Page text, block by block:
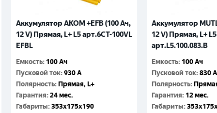
Аккумулятор AKOM +EFB (100 Ач,
12 V) Прямая, L+ L5 арт.6СТ-100VL
EFBL
Емкость: 100 Ач
Пусковой ток:930 A
Полярность: Прямая, L+
Гарантия:24 мес.
Габариты:353x175x190
Аккумулятор
12 V) Прямая, L+ L5
арт.L5.100.083.B
Емкость: 100 Ач
Пусковой ток:830 A
Полярность:
Гарантия: 12 мес.
Габариты: